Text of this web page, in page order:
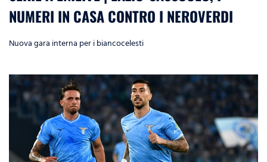
NUMERI IN CASA CONTRO I NEROVERDI
Nuova gara interna per i biancocelesti